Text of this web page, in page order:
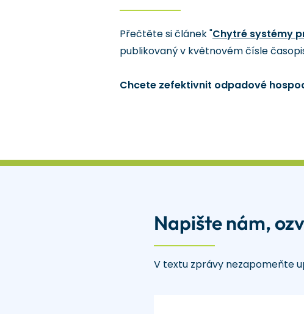
Přečtěte si článek "Chytré systémy
publikovaný v květnovém čísle
Chcete zefektivnit odpadové
Napište nám,
V textu zprávy nezapomeňte